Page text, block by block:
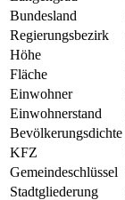
Bundesland
Regierungsbezirk
Höhe
Fläche
Einwohner
Einwohnerstand
Bevölkerungsdichte
KFZ
Gemeindeschlüssel
Stadtgliederung